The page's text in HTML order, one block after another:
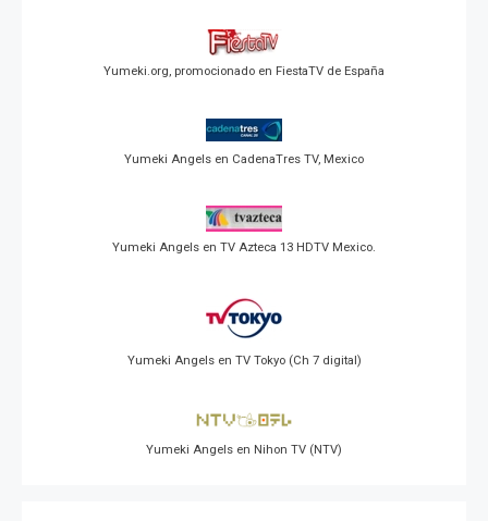
Yumeki.org, promocionado en FiestaTV de España
Yumeki Angels en CadenaTres TV, Mexico
Yumeki Angels en TV Azteca 13 HDTV Mexico.
Yumeki Angels en TV Tokyo (Ch 7 digital)
Yumeki Angels en Nihon TV (NTV)